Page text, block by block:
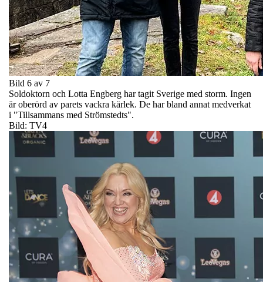
Bild 6 av 7
Soldoktorn och Lotta Engberg har tagit Sverige med storm. Ingen
är oberörd av parets vackra kärlek. De har bland annat medverkat
i "Tillsammans med Strömstedts".
Bild: TV4